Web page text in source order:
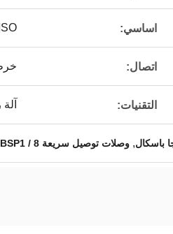
اساسي: ISO
اتصال:
التقنيات:
, وصلات توصيل سريعة BSP1 / 8